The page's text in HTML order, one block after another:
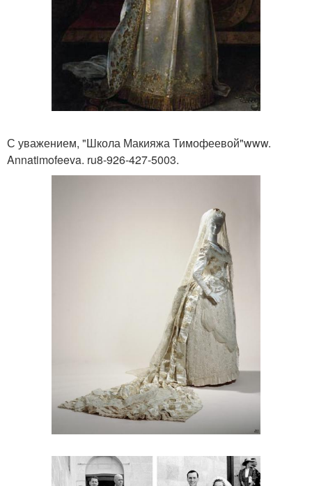
С уважением, "Школа Макияжа Тимофеевой"www.
Annatimofeeva. ru8-926-427-5003.